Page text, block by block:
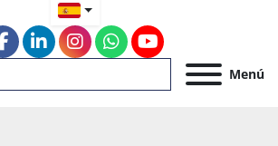
Menú
facebook
linkedininstagram
whatsapp
youtube